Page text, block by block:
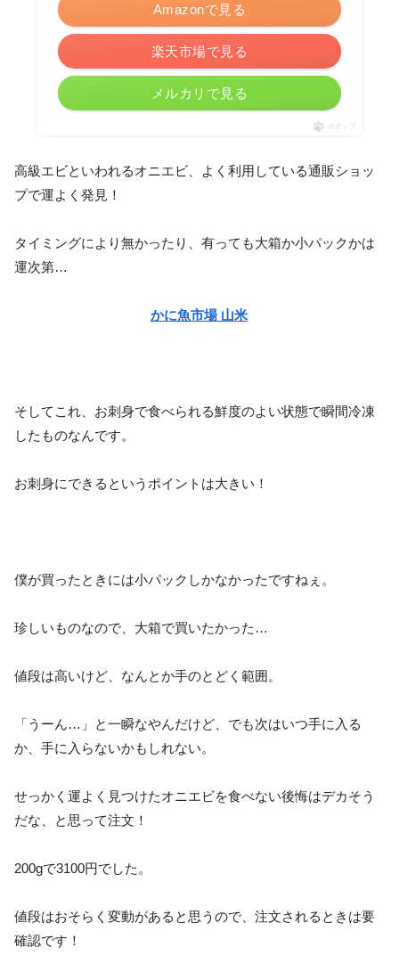
Amazonで見る
楽天市場で見る
メルカリで見る
ポチップ
高級エビといわれるオニエビ、よく利用している通販ショッ
プで運よく発見！
タイミングにより無かったり、有っても大箱か小パックかは
運次第…
かに魚市場 山米
そしてこれ、お刺身で食べられる鮮度のよい状態で瞬間冷凍
したものなんです。
お刺身にできるというポイントは大きい！
僕が買ったときには小パックしかなかったですねぇ。
珍しいものなので、大箱で買いたかった…
値段は高いけど、なんとか手のとどく範囲。
「うーん…」と一瞬なやんだけど、でも次はいつ手に入る
か、手に入らないかもしれない。
せっかく運よく見つけたオニエビを食べない後悔はデカそう
だな、と思って注文！
200gで3100円でした。
値段はおそらく変動があると思うので、注文されるときは要
確認です！